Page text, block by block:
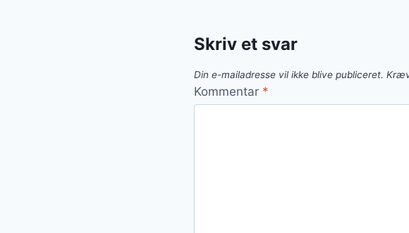
Skriv et svar
Din e-mailadresse vil ikke blive publiceret.
Kommentar *